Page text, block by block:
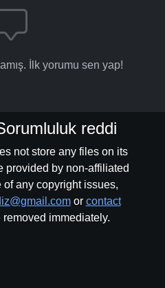
İlk yorumu sen yap!
reddi
not store any files on its
provided by non-affiliated
of any copyright issues,
or contact
immediately.